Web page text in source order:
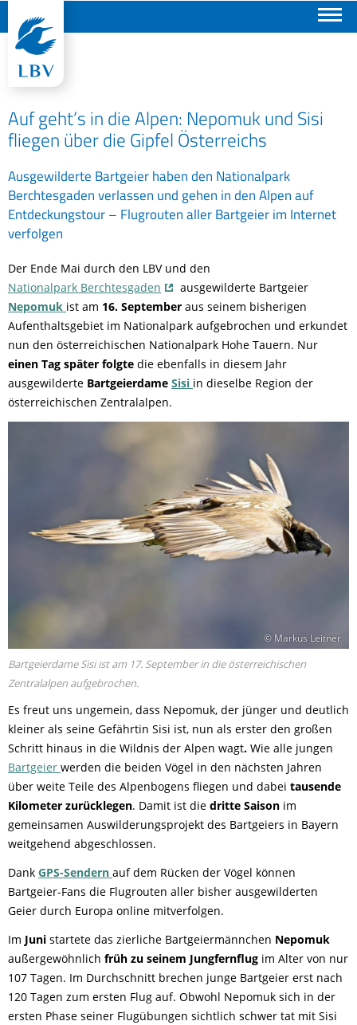
Auf geht’s in die Alpen: Nepomuk und Sisi
fliegen über die Gipfel Österreichs
Ausgewilderte Bartgeier haben den Nationalpark
Berchtesgaden verlassen und gehen in den Alpen auf
Entdeckungstour – Flugrouten aller Bartgeier im Internet
verfolgen
Der Ende Mai durch den LBV und den
Nationalpark Berchtesgaden
ausgewilderte Bartgeier
Nepomuk ist am 16. September aus seinem bisherigen
Aufenthaltsgebiet im Nationalpark aufgebrochen und erkundet
nun den österreichischen Nationalpark Hohe Tauern. Nur
einen Tag später folgte die ebenfalls in diesem Jahr
ausgewilderte Bartgeierdame Sisi in dieselbe Region der
österreichischen Zentralalpen.
© Markus Leitner
Bartgeierdame Sisi ist am 17. September in die österreichischen
Zentralalpen aufgebrochen.
Es freut uns ungemein, dass Nepomuk, der jünger und deutlich
kleiner als seine Gefährtin Sisi ist, nun als erster den großen
Schritt hinaus in die Wildnis der Alpen wagt. Wie alle jungen
Bartgeier werden die beiden Vögel in den nächsten Jahren
über weite Teile des Alpenbogens fliegen und dabei tausende
Kilometer zurücklegen. Damit ist die dritte Saison im
gemeinsamen Auswilderungsprojekt des Bartgeiers in Bayern
weitgehend abgeschlossen.
Dank GPS-Sendern auf dem Rücken der Vögel können
Bartgeier-Fans die Flugrouten aller bisher ausgewilderten
Geier durch Europa online mitverfolgen.
Im Juni startete das zierliche Bartgeiermännchen Nepomuk
außergewöhnlich früh zu seinem Jungfernflug im Alter von nur
107 Tagen. Im Durchschnitt brechen junge Bartgeier erst nach
120 Tagen zum ersten Flug auf. Obwohl Nepomuk sich in der
ersten Phase seiner Flugübungen sichtlich schwer tat mit Sisi